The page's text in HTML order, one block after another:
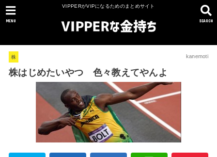
VIPPERがVIPになるためのまとめサイト
SEARCH
MENU
株 kanemoti
株はじめたいやつ 色々教えてやんよ